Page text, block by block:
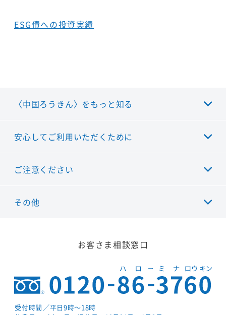
ESG債への投資実績
〈中国ろうきん〉をもっと知る
安心してご利用いただくために
ご注意ください
その他
お客さま相談窓口
受付時間 ／平日9時～18時